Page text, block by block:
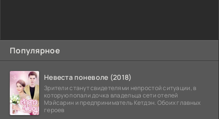
Популярное
Невеста поневоле (2018)
Зрители станут свидетелями непростой ситуации, в
которую попали дочка владельца сети отелей
Мэйсарин и предприниматель Кетдэн. Обоих главных
героев